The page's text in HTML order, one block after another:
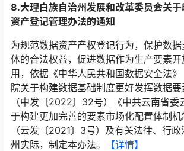
8.大理白族自治州发展和改革委员会关
资产登记管理办法的通知
为规范数据资产产权登记行为，保护数
体的合法权益，促进数据作为生产要素
用，依据《中华人民共和国数据安全法
院关于构建数据基础制度更好发挥数据要
（中发〔2022〕32号）《中共云南省委
于构建更加完善的要素市场化配置体制机
（云发〔2021〕3号）及有关法律、行
州实际，制定本办法。
【详情】